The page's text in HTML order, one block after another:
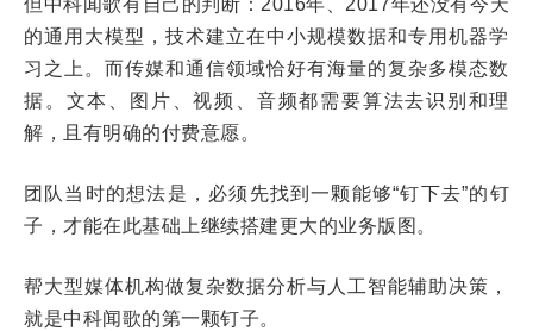
但中科闻歌有自己的判断：2016年、2017年还没有今天
的通用大模型，技术建立在中小规模数据和专用机器学
习之上。而传媒和通信领域恰好有海量的复杂多模态数
据。文本、图片、视频、音频都需要算法去识别和理
解，且有明确的付费意愿。
团队当时的想法是，必须先找到一颗能够“钉下去”的钉
子，才能在此基础上继续搭建更大的业务版图。
帮大型媒体机构做复杂数据分析与人工智能辅助决策，
就是中科闻歌的第一颗钉子。